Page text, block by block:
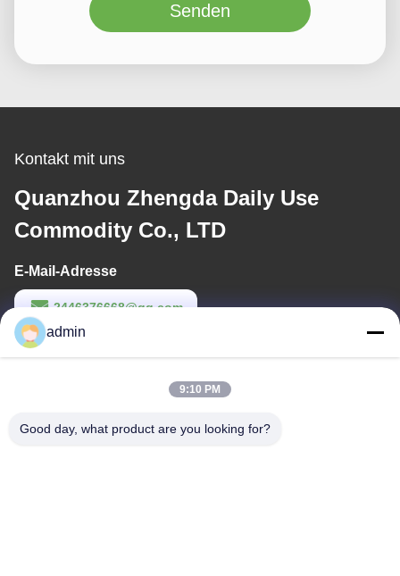
Senden
Kontakt mit uns
Quanzhou Zhengda Daily Use
Commodity Co., LTD
E-Mail-Adresse
2446376668@qq.com
Arbeitszeit
admin
9:10 PM
Good day, what product are you looking for?